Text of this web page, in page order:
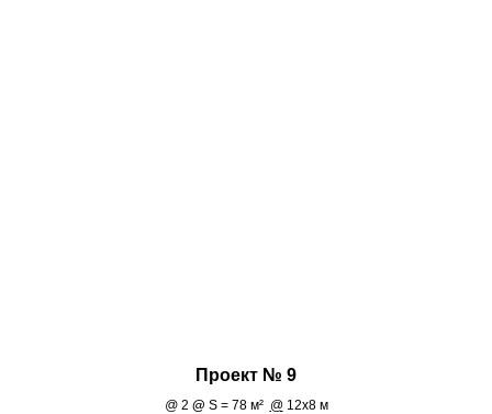
Проект № 9
@ 2 @ S = 78 м² @12х8 м